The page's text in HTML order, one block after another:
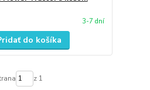
3-7 dní
do košíka
z 1